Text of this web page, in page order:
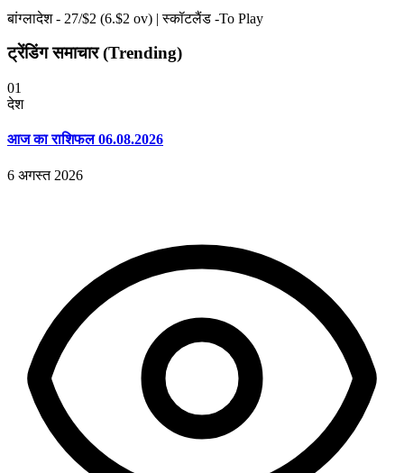
बांग्लादेश - 27/$2 (6.$2 ov) | स्कॉटलैंड -To Play
ट्रेंडिंग समाचार (Trending)
01
देश
आज का राशिफल 06.08.2026
6 अगस्त 2026